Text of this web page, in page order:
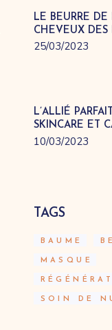
LE BEURRE DE
CHEVEUX DES
25/03/2023
L’ALLIÉ
SKINCARE ET
10/03/2023
TAGS
BAUME
MASQUE
SOIN DE